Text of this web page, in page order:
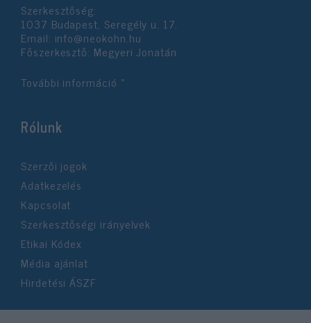
Szerkesztőség:
1037 Budapest, Seregély u. 17.
Email: info@neokohn.hu
Főszerkesztő: Megyeri Jonatán
További információ »
Rólunk
Szerzői jogok
Adatkezelés
Kapcsolat
Szerkesztőségi irányelvek
Etikai Kódex
Média ajánlat
Hirdetési ÁSZF